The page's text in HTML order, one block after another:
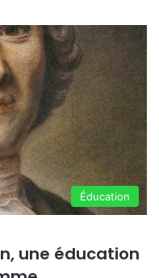
Éducation
une éducation